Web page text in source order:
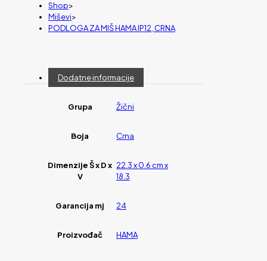
Shop>
Miševi>
PODLOGA ZA MIŠ HAMA IP12, CRNA
Dodatne informacije
Grupa Žični
Boja Crna
Dimenzije Š x D x
V
22.3 x 0.6 cm x
18.3
Garancija mj 24
Proizvođač HAMA